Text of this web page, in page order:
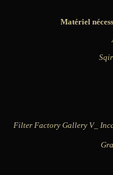
Matériel
Filter Factory Gallery V_